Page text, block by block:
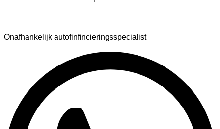
Onafhankelijk autofinfincieringsspecialist